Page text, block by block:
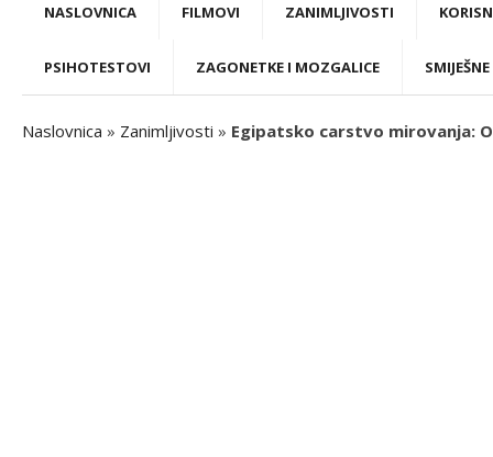
NASLOVNICA FILMOVI ZANIMLJIVOSTI
PSIHOTESTOVI ZAGONETKE I MOZGALICE
Naslovnica » Zanimljivosti » Egipatsko carstvo mirovanja: